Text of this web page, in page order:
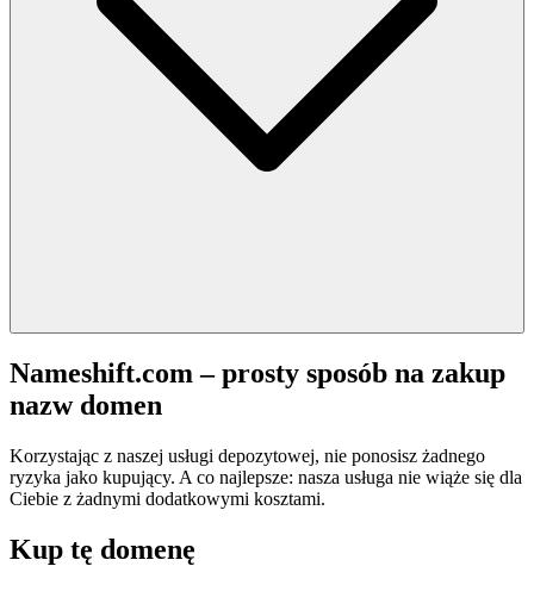
Nameshift.com – prosty sposób na zakup
nazw domen
Korzystając z naszej usługi depozytowej, nie ponosisz żadnego
ryzyka jako kupujący. A co najlepsze: nasza usługa nie wiąże się dla
Ciebie z żadnymi dodatkowymi kosztami.
Kup tę domenę